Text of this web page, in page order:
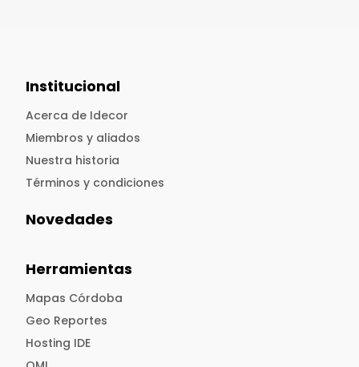
Institucional
Acerca de Idecor
Miembros y aliados
Nuestra historia
Términos y condiciones
Novedades
Herramientas
Mapas Córdoba
Geo Reportes
Hosting IDE